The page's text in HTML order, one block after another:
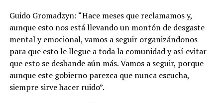
Guido Gromadzyn: “Hace meses que reclamamos y,
aunque esto nos está llevando un montón de desgaste
mental y emocional, vamos a seguir organizándonos
para que esto le llegue a toda la comunidad y así evitar
que esto se desbande aún más. Vamos a seguir, porque
aunque este gobierno parezca que nunca escucha,
siempre sirve hacer ruido”.